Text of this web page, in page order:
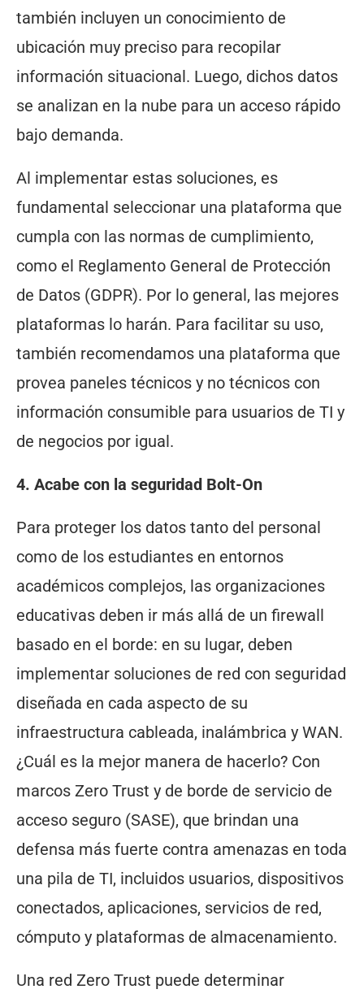
también incluyen un conocimiento de
ubicación muy preciso para recopilar
información situacional. Luego, dichos datos
se analizan en la nube para un acceso rápido
bajo demanda.
Al implementar estas soluciones, es
fundamental seleccionar una plataforma que
cumpla con las normas de cumplimiento,
como el Reglamento General de Protección
de Datos (GDPR). Por lo general, las mejores
plataformas lo harán. Para facilitar su uso,
también recomendamos una plataforma que
provea paneles técnicos y no técnicos con
información consumible para usuarios de TI y
de negocios por igual.
4. Acabe con la seguridad Bolt-On
Para proteger los datos tanto del personal
como de los estudiantes en entornos
académicos complejos, las organizaciones
educativas deben ir más allá de un firewall
basado en el borde: en su lugar, deben
implementar soluciones de red con seguridad
diseñada en cada aspecto de su
infraestructura cableada, inalámbrica y WAN.
¿Cuál es la mejor manera de hacerlo? Con
marcos Zero Trust y de borde de servicio de
acceso seguro (SASE), que brindan una
defensa más fuerte contra amenazas en toda
una pila de TI, incluidos usuarios, dispositivos
conectados, aplicaciones, servicios de red,
cómputo y plataformas de almacenamiento.
Una red Zero Trust puede determinar